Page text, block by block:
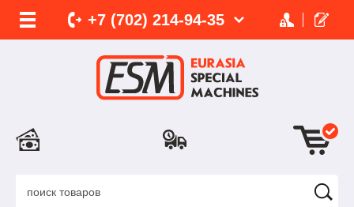
+7 (702) 214-94-35